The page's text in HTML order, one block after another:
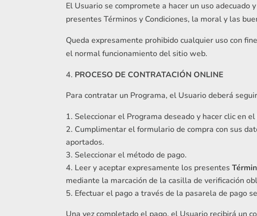
El Usuario se compromete a hacer un uso
presentes Términos y Condiciones, la moral y las
Queda expresamente prohibido cualquier uso con
el normal funcionamiento del sitio web.
PROCESO DE CONTRATACIÓN ONLINE
Para contratar un Programa, el Usuario deberá
Seleccionar el Programa deseado y hacer clic en
Cumplimentar el formulario de compra con sus
aportados.
Seleccionar el método de pago.
Leer y aceptar expresamente los presentes
mediante la marcación de la casilla de verificación
Efectuar el pago a través de la pasarela de pago